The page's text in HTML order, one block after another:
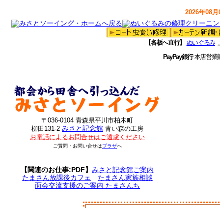
2026年08
【各板へ直行】 ぬいぐるみ
PayPay銀行本店営
〒036-0104 青森県平川市柏木町
柳田131-2 みさと記念館 青い森の工房
お電話によるお問合せはご遠慮ください
ご質問・お問い合せはプラザへ
【関連のお仕事:PDF】みさと記念館ご案内
たまさん放課後カフェ
たまさん家族相談
面会交流支援のご案内 たまさんち